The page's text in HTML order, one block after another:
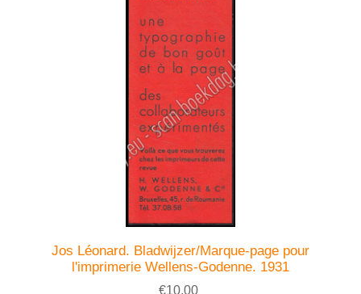
Jos Léonard. Bladwijzer/Marque-page pour
l'imprimerie Wellens-Godenne. 1931
€10,00